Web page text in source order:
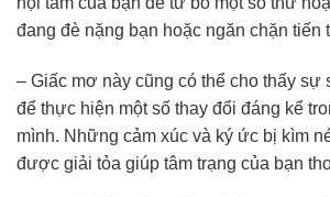
đang đè nặng bạn hoặc ngăn chặn tiến
– Giấc mơ này cũng có thể cho thấy sự
để thực hiện một số thay đổi đáng kể
mình. Những cảm xúc và ký ức bị kìm
được giải tỏa giúp tâm trạng của bạn